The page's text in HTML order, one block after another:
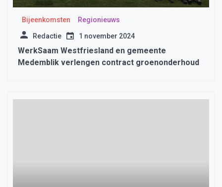
Bijeenkomsten Regionieuws
Redactie 1 november 2024
WerkSaam Westfriesland en gemeente
Medemblik verlengen contract groenonderhoud